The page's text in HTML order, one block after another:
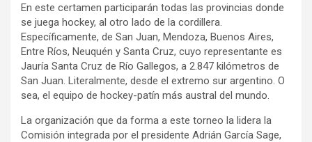
En este certamen participarán todas las provincias donde
se juega hockey, al otro lado de la cordillera.
Específicamente, de San Juan, Mendoza, Buenos Aires,
Entre Ríos, Neuquén y Santa Cruz, cuyo representante es
Jauría Santa Cruz de Río Gallegos, a 2.847 kilómetros de
San Juan. Literalmente, desde el extremo sur argentino. O
sea, el equipo de hockey-patín más austral del mundo.
La organización que da forma a este torneo la lidera la
Comisión integrada por el presidente Adrián García Sage,